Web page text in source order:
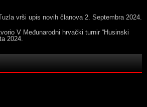
vrši upis novih članova 2. Septembra 2024.
V Međunarodni hrvački turnir “Husinski
2024.